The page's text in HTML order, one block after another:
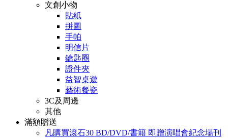
文創小物
貼紙
拼圖
手帕
明信片
鑰匙圈
證件夾
益智桌遊
藝術餐瓷
3C及周邊
其他
滿額贈送
凡購買滾石30 BD/DVD/書籍 即贈演唱會紀念場刊